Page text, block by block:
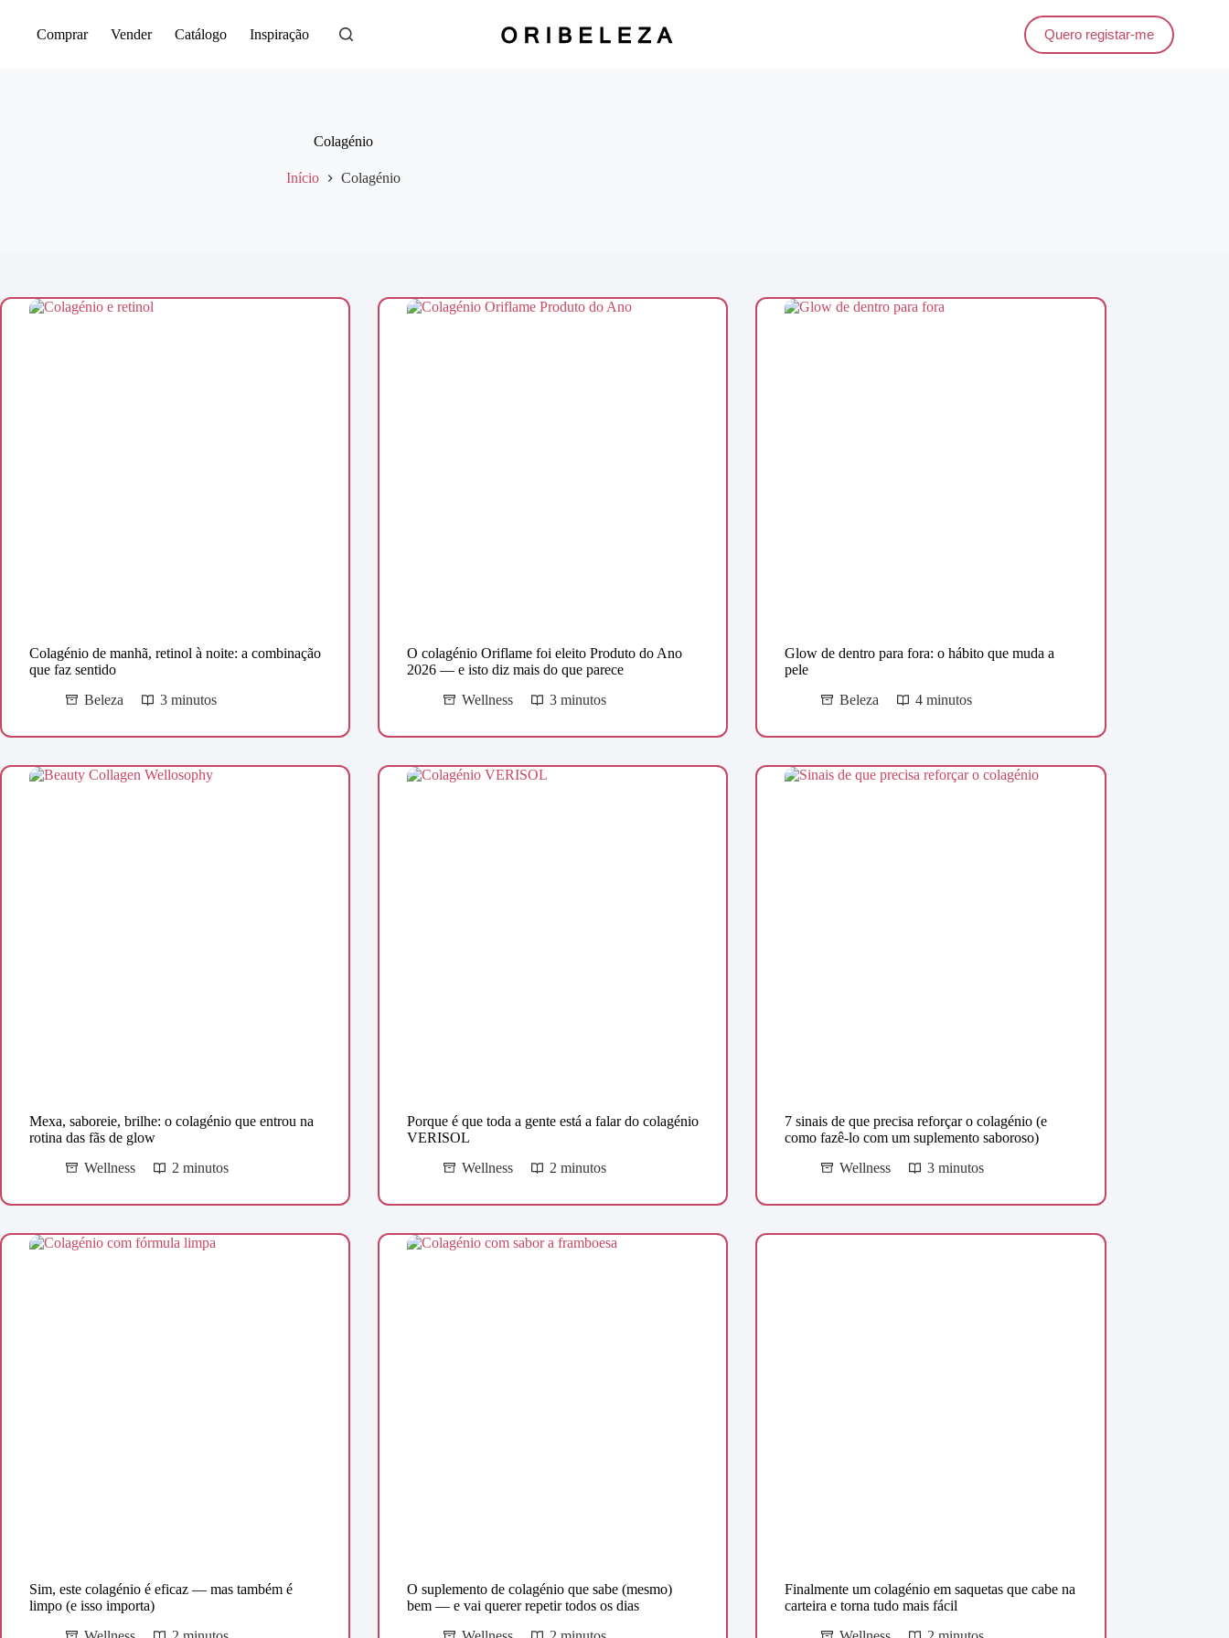
Comprar Vender Catálogo Inspiração Quero registar-me
Colagénio
Início Colagénio
Colagénio de manhã, retinol à noite: a combinação
que faz sentido
Beleza
3 minutos
O colagénio Oriflame foi eleito Produto do Ano
2026 — e isto diz mais do que parece
Wellness
3 minutos
Glow de dentro para fora: o hábito que muda a
pele
Beleza
4 minutos
Mexa, saboreie, brilhe: o colagénio que entrou na
rotina das fãs de glow
Wellness
2 minutos
Porque é que toda a gente está a falar do colagénio
VERISOL
Wellness
2 minutos
7 sinais de que precisa reforçar o colagénio (e
como fazê-lo com um suplemento saboroso)
Wellness
3 minutos
Sim, este colagénio é eficaz — mas também é
limpo (e isso importa)
O suplemento de colagénio que sabe (mesmo)
bem — e vai querer repetir todos os dias
Finalmente um colagénio em saquetas que cabe na
carteira e torna tudo mais fácil